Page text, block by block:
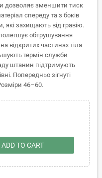
дозволяє зменшити тиск
спереду та з боків
захищають від гравію.
обтрушування
відкритих частинах тіла
термін служби
штанин підтримують
Попередньо зігнуті
46–60.
ADD TO CART